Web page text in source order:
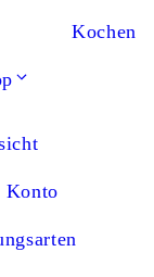
Kochen
Konto